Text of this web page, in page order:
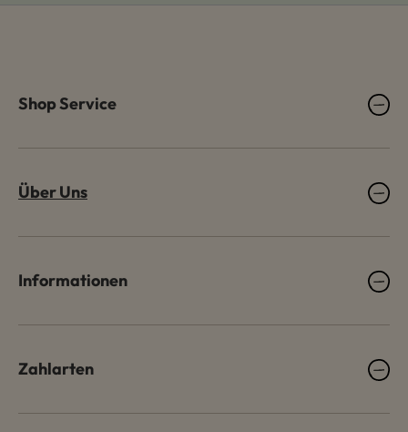
Shop Service
Über Uns
Informationen
Zahlarten